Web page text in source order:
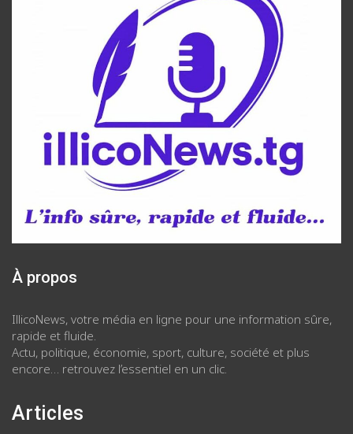
À propos
IllicoNews, votre média en ligne pour une information sûre,
rapide et fluide.
Actu, politique, économie, sport, culture, société et plus
encore… retrouvez l’essentiel en un clic.
Articles